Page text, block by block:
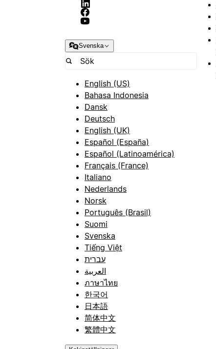
Svenska
English (US)
Bahasa Indonesia
Dansk
Deutsch
English (UK)
Español (España)
Español (Latinoamérica)
Français (France)
Italiano
Nederlands
Norsk
Português (Brasil)
Suomi
Svenska
Tiếng Việt
עברית
العربية
ภาษาไทย
한국어
日本語
简体中文
繁體中文